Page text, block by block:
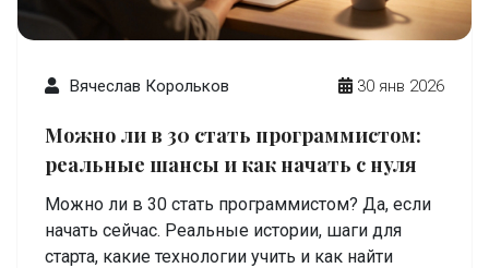
Вячеслав Корольков 30 янв 2026
Можно ли в 30 стать программистом:
реальные шансы и как начать с нуля
Можно ли в 30 стать программистом? Да, если
начать сейчас. Реальные истории, шаги для
старта, какие технологии учить и как найти